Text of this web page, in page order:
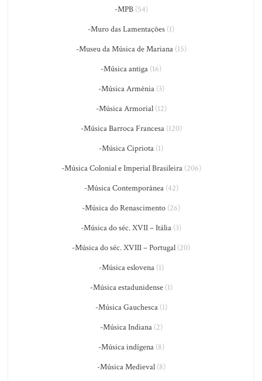
-MPB(54)
-Muro das Lamentações (1)
-Museu da Música de Mariana(15)
-Música antiga (16)
-Música Armênia(3)
-Música Armorial(12)
-Música Barroca Francesa(120)
-Música Cipriota (1)
-Música Colonial e Imperial Brasileira(206)
-Música Contemporânea(42)
-Música do Renascimento (26)
-Música do séc. XVII – Itália (3)
-Música do séc. XVIII – Portugal (20)
-Música eslovena(1)
-Música estadunidense(1)
-Música Gauchesca(1)
-Música Indiana(2)
-Música indígena(8)
-Música Medieval(8)